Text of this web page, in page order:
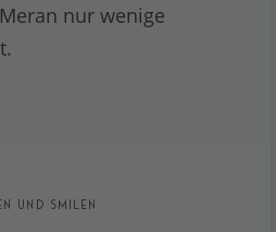
nur wenige
UND SMILEN